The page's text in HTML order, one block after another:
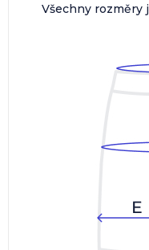
Všechny rozměry